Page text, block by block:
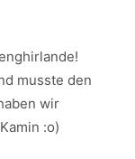
musste den
wir
:o)